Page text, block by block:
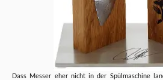
Dass Messer eher nicht in der Spülmaschine